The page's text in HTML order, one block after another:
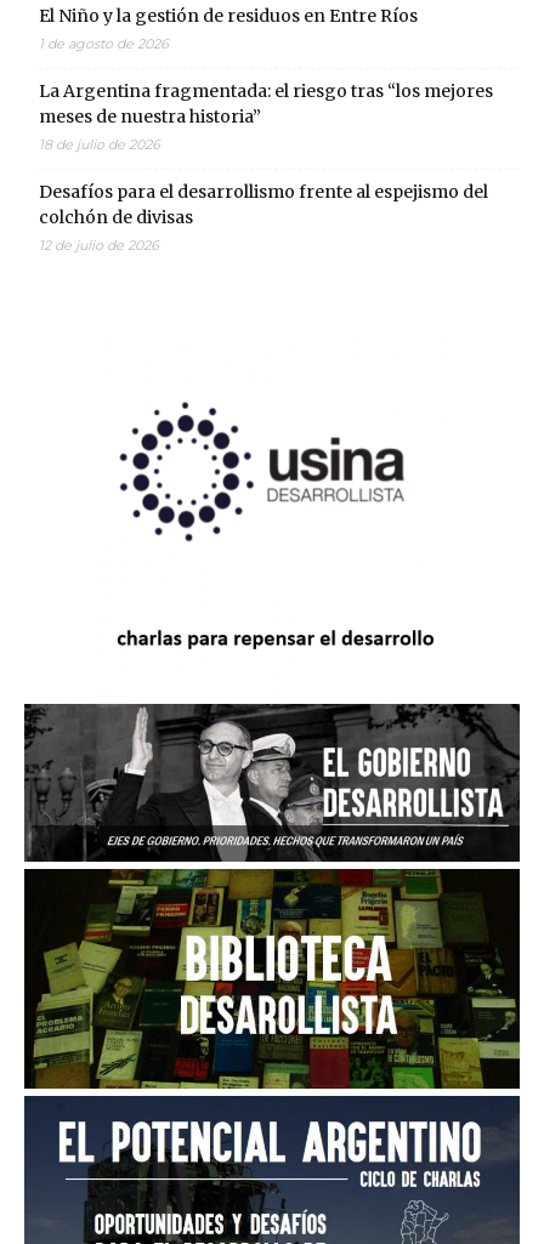
El Niño y la gestión de residuos en Entre Ríos
1 de agosto de 2026
La Argentina fragmentada: el riesgo tras “los mejores
meses de nuestra historia”
18 de julio de 2026
Desafíos para el desarrollismo frente al espejismo del
colchón de divisas
12 de julio de 2026